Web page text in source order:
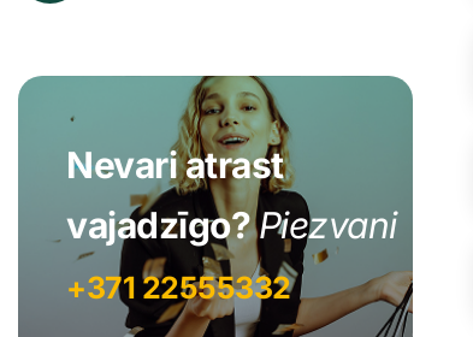
Nevari atrast
vajadzīgo?Piezvani
+371 22555332